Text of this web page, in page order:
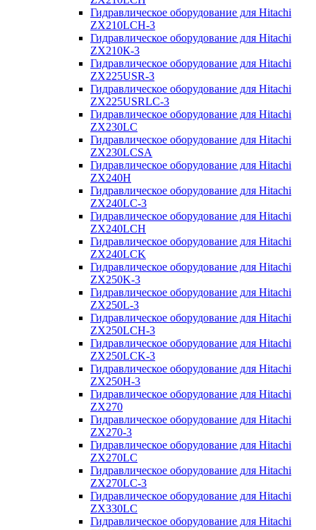
Гидравлическое оборудование для Hitachi
ZX210LCH-3
Гидравлическое оборудование для Hitachi
ZX210К-3
Гидравлическое оборудование для Hitachi
ZX225USR-3
Гидравлическое оборудование для Hitachi
ZX225USRLC-3
Гидравлическое оборудование для Hitachi
ZX230LC
Гидравлическое оборудование для Hitachi
ZX230LCSA
Гидравлическое оборудование для Hitachi
ZX240H
Гидравлическое оборудование для Hitachi
ZX240LC-3
Гидравлическое оборудование для Hitachi
ZX240LCH
Гидравлическое оборудование для Hitachi
ZX240LCK
Гидравлическое оборудование для Hitachi
ZX250K-3
Гидравлическое оборудование для Hitachi
ZX250L-3
Гидравлическое оборудование для Hitachi
ZX250LCH-3
Гидравлическое оборудование для Hitachi
ZX250LCK-3
Гидравлическое оборудование для Hitachi
ZX250Н-3
Гидравлическое оборудование для Hitachi
ZX270
Гидравлическое оборудование для Hitachi
ZX270-3
Гидравлическое оборудование для Hitachi
ZX270LC
Гидравлическое оборудование для Hitachi
ZX270LC-3
Гидравлическое оборудование для Hitachi
ZX330LC
Гидравлическое оборудование для Hitachi